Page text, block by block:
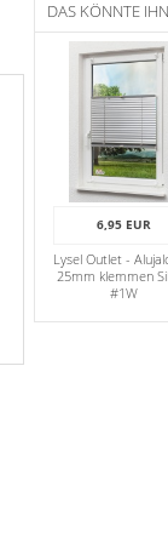
DAS KÖNNTE
6,95 EUR
Lysel Outlet -
25mm klemmen
#1W